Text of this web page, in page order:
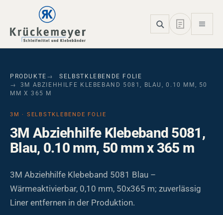
Skip to main navigation
Skip to main content
Skip to page footer
PRODUKTE
SELBSTKLEBENDE FOLIE
3M ABZIEHHILFE KLEBEBAND 5081, BLAU, 0.10 MM, 50
MM X 365 M
3M · SELBSTKLEBENDE FOLIE
3M Abziehhilfe Klebeband 5081,
Blau, 0.10 mm, 50 mm x 365 m
3M Abziehhilfe Klebeband 5081 Blau –
Wärmeaktivierbar, 0,10 mm, 50x365 m; zuverlässig
Liner entfernen in der Produktion.